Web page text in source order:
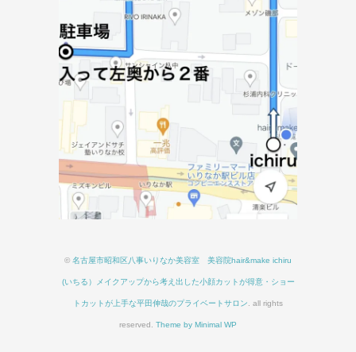
© 名古屋市昭和区八事いりなか美容室 美容院hair&make ichiru
(いちる）メイクアップから考え出した小顔カットが得意・ショー
トカットが上手な平田伸哉のプライベートサロン. all rights
reserved. Theme by Minimal WP